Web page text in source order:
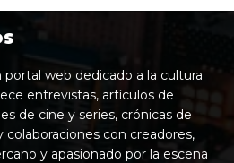
web dedicado a la cultura
entrevistas, artículos de
de cine y series, crónicas de
colaboraciones con creadores,
y apasionado por la escena